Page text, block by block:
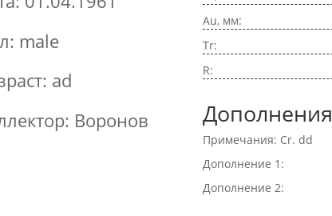
male
ad
Воронов
Au, мм:
Tr:
R:
Дополнения
Примечания: Cr. dd
Дополнение 1:
Дополнение 2: